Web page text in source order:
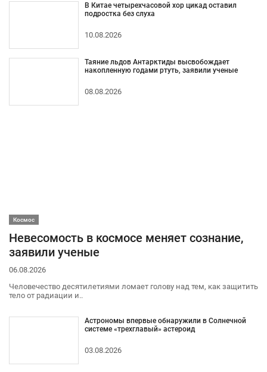
В Китае четырехчасовой хор цикад оставил
подростка без слуха
10.08.2026
Таяние льдов Антарктиды высвобождает
накопленную годами ртуть, заявили ученые
08.08.2026
Космос
Невесомость в космосе меняет сознание,
заявили ученые
06.08.2026
Человечество десятилетиями ломает голову над тем, как защитить
тело от радиации и..
Астрономы впервые обнаружили в Солнечной
системе «трехглавый» астероид
03.08.2026